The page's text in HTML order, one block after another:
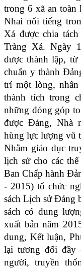
trong 6 xã an toàn
Nhai nổi tiếng
Xá được chia
Tràng Xá. Ngày
được thành lập,
chuẩn y thành
trí một lòng,
thành tích trong
những đóng góp
được Đảng, Nhà
hùng lực lượng vũ
Nhằm giáo dục
lịch sử cho các
Ban Chấp hành
- 2015) tổ chức
sách Lịch sử Đảng
sách có dung
xuất bản năm
dung, Kết luận,
lại tương đối đầy
người, truyền